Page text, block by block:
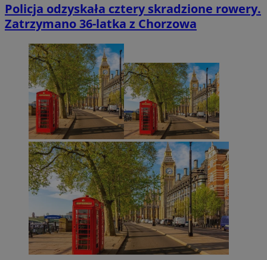
Policja odzyskała cztery skradzione rowery.
Zatrzymano 36-latka z Chorzowa